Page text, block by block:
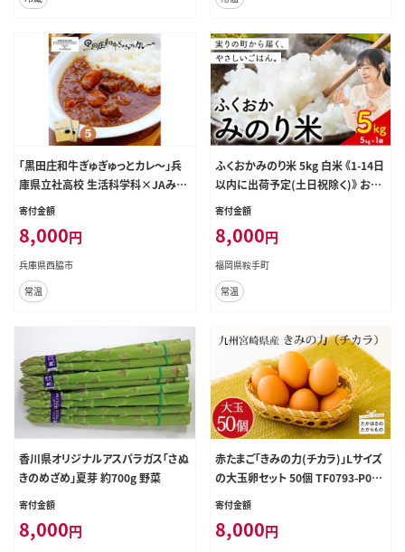
「黒田庄和牛ぎゅぎゅっとカレ～」兵
庫県立社高校 生活科学科×JAみの
りコラボカレー tokusan-66
寄付金額
8,000円
兵庫県西脇市
常温
ふくおかみのり米 5kg 白米 《1-14日
以内に出荷予定(土日祝除く)》 お米
ごはん ご飯 rice kome---kr_hmnr
寄付金額
8,000円
福岡県鞍手町
常温
香川県オリジナルアスパラガス「さぬ
きのめざめ」夏芽 約700g 野菜
寄付金額
8,000円
赤たまご「きみの力(チカラ)」Lサイズ
の大玉卵セット 50個 TF0793-P000
寄付金額
8,000円